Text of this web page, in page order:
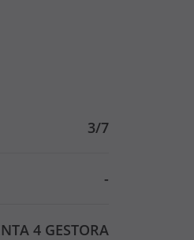
3/7
-
4 GESTORA